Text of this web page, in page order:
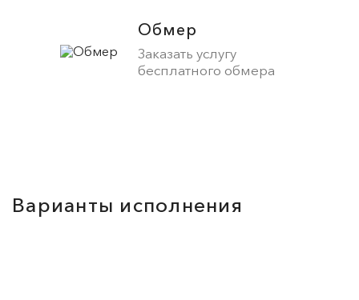
Обмер
Заказать услугу
бесплатного обмера
Варианты исполнения